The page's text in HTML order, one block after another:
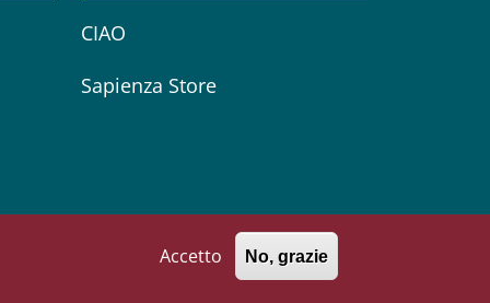
CIAO
Sapienza Store
Accetto No, grazie